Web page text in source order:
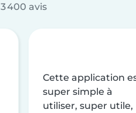
400 avis
Cette application
super simple à
utiliser, super utile,